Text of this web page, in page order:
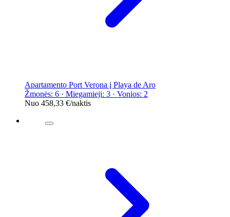
Apartamento Port Verona į Playa de Aro
Žmonės: 6 · Miegamieji: 3 · Vonios: 2
Nuo 458,33 €/naktis